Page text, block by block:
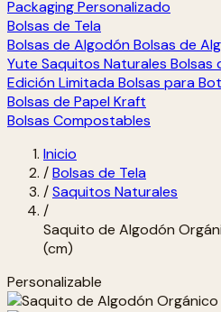
Packaging Personalizado
Bolsas de Tela
Bolsas de Algodón Bolsas de
Yute Saquitos Naturales Bolsas
Edición Limitada Bolsas para
Bolsas de Papel Kraft
Bolsas Compostables
Inicio
/Bolsas de Tela
/Saquitos Naturales
/
Saquito de Algodón
(cm)
Personalizable